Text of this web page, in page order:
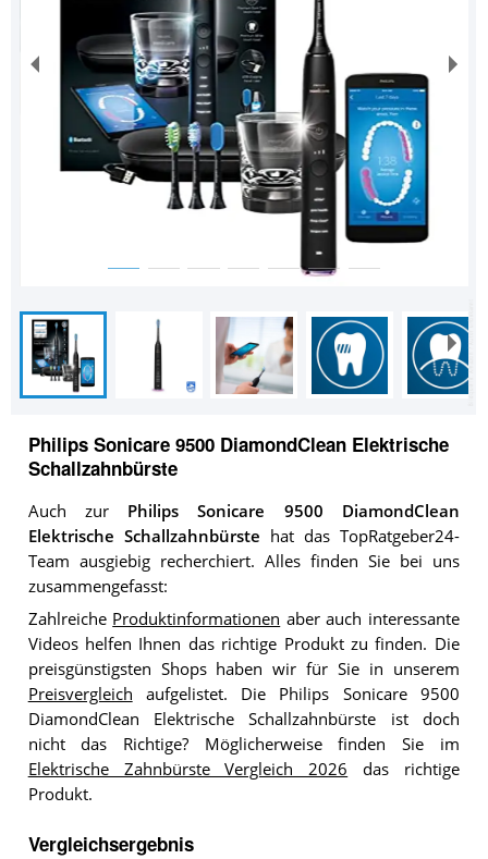
Philips Sonicare 9500 DiamondClean Elektrische
Schallzahnbürste
Auch zur Philips Sonicare 9500 DiamondClean
Elektrische Schallzahnbürste hat das TopRatgeber24-
Team ausgiebig recherchiert. Alles finden Sie bei uns
zusammengefasst:
Zahlreiche Produktinformationen aber auch interessante
Videos helfen Ihnen das richtige Produkt zu finden. Die
preisgünstigsten Shops haben wir für Sie in unserem
Preisvergleich aufgelistet. Die Philips Sonicare 9500
DiamondClean Elektrische Schallzahnbürste ist doch
nicht das Richtige? Möglicherweise finden Sie im
Elektrische Zahnbürste Vergleich 2026 das richtige
Produkt.
Vergleichsergebnis